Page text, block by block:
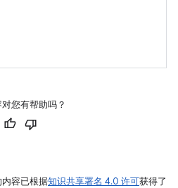
您有帮助吗？
容已根据知识共享署名 4.0 许可获得了